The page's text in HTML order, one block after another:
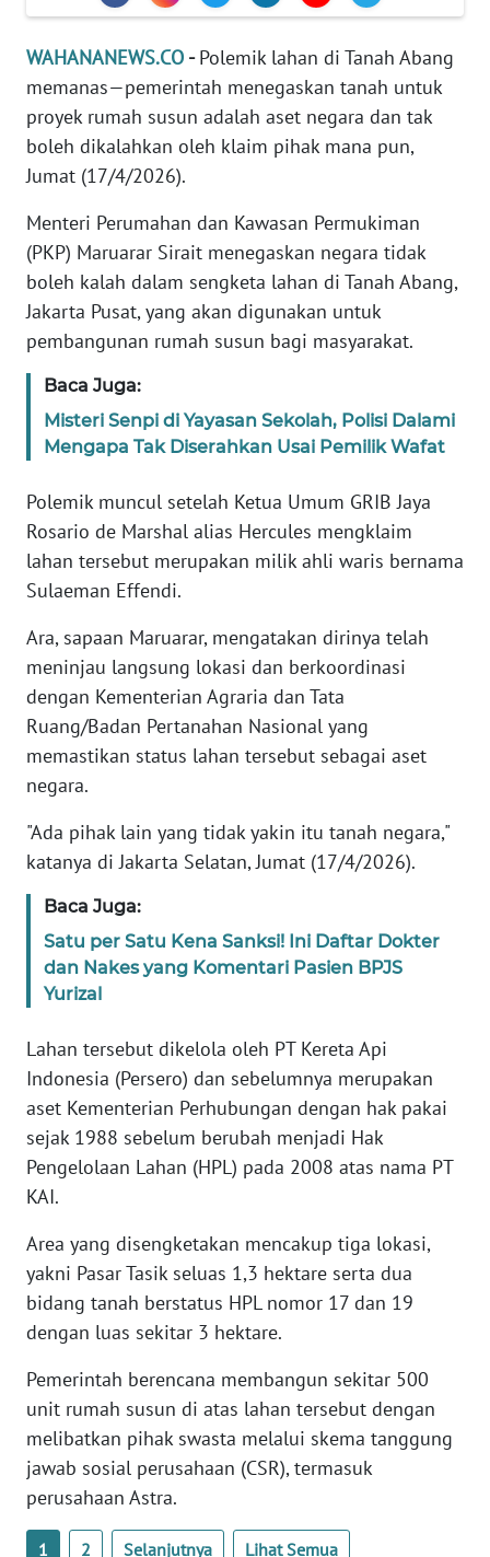
WAHANANEWS.CO -Polemik lahan di Tanah Abang
memanas—pemerintah menegaskan tanah untuk
proyek rumah susun adalah aset negara dan tak
boleh dikalahkan oleh klaim pihak mana pun,
Jumat (17/4/2026).
Menteri Perumahan dan Kawasan Permukiman
(PKP) Maruarar Sirait menegaskan negara tidak
boleh kalah dalam sengketa lahan di Tanah Abang,
Jakarta Pusat, yang akan digunakan untuk
pembangunan rumah susun bagi masyarakat.
Baca Juga:
Misteri Senpi di Yayasan Sekolah, Polisi Dalami
Mengapa Tak Diserahkan Usai Pemilik Wafat
Polemik muncul setelah Ketua Umum GRIB Jaya
Rosario de Marshal alias Hercules mengklaim
lahan tersebut merupakan milik ahli waris bernama
Sulaeman Effendi.
Ara, sapaan Maruarar, mengatakan dirinya telah
meninjau langsung lokasi dan berkoordinasi
dengan Kementerian Agraria dan Tata
Ruang/Badan Pertanahan Nasional yang
memastikan status lahan tersebut sebagai aset
negara.
"Ada pihak lain yang tidak yakin itu tanah negara,"
katanya di Jakarta Selatan, Jumat (17/4/2026).
Baca Juga:
Satu per Satu Kena Sanksi! Ini Daftar Dokter
dan Nakes yang Komentari Pasien BPJS
Yurizal
Lahan tersebut dikelola oleh PT Kereta Api
Indonesia (Persero) dan sebelumnya merupakan
aset Kementerian Perhubungan dengan hak pakai
sejak 1988 sebelum berubah menjadi Hak
Pengelolaan Lahan (HPL) pada 2008 atas nama PT
KAI.
Area yang disengketakan mencakup tiga lokasi,
yakni Pasar Tasik seluas 1,3 hektare serta dua
bidang tanah berstatus HPL nomor 17 dan 19
dengan luas sekitar 3 hektare.
Pemerintah berencana membangun sekitar 500
unit rumah susun di atas lahan tersebut dengan
melibatkan pihak swasta melalui skema tanggung
jawab sosial perusahaan (CSR), termasuk
perusahaan Astra.
1 2 Selanjutnya Lihat Semua
Informasi
INDEKS
KONTAK
KAMI
INFO
TENTANG
KAMI
SIBER
REDAKSI
KARIR
DISCLAIMER
News
Regional
WN
SUMUT
JAKARTA
WN
WN
BANTEN
WN
NTT
WN
KEPRI
WN
PAPUA
WN
PAPUA
RIAU